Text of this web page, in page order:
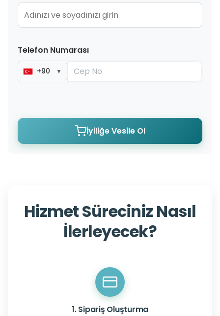
Telefon Numarası
+90 ▼
İyiliğe Vesile Ol
Hizmet Süreciniz Nasıl
İlerleyecek?
1. Sipariş Oluşturma